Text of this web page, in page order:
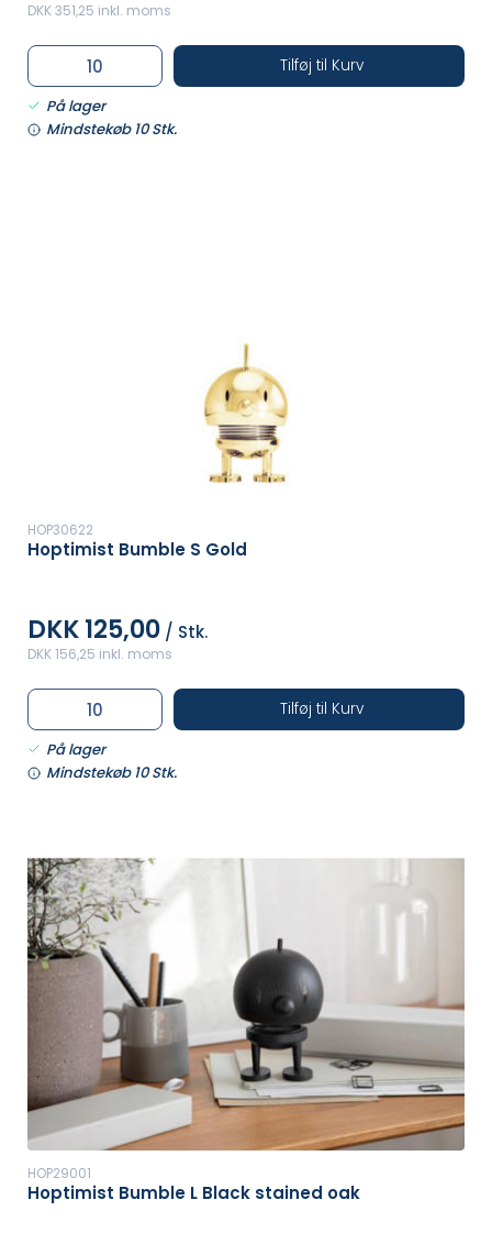
DKK 351,25 inkl. moms
Tilføj til Kurv
På lager
Mindstekøb 10 Stk.
HOP30622
Hoptimist Bumble S Gold
DKK 125,00 / Stk.
DKK 156,25 inkl. moms
Tilføj til Kurv
På lager
Mindstekøb 10 Stk.
HOP29001
Hoptimist Bumble L Black stained oak